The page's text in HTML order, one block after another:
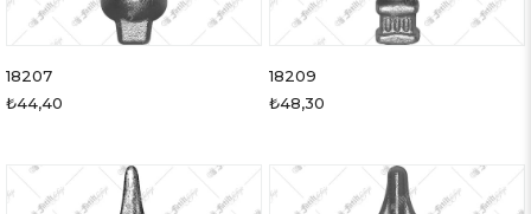
18207
₺44,40
18209
₺48,30